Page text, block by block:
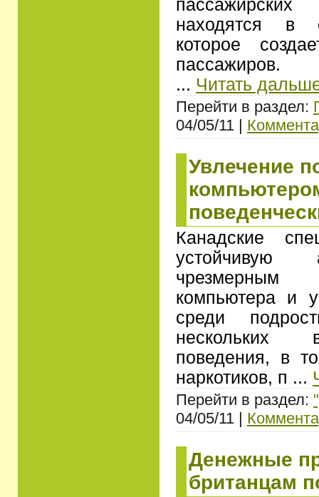
находятся в
которое
пассажиров.
... Читать
Перейти в раздел:
04/05/11 |
Увлечение
Канадские
устойчивую
компьютера и
среди
нескольких
поведения, в
наркотиков, п ...
Перейти в раздел:
04/05/11 |
Денежные
британцам